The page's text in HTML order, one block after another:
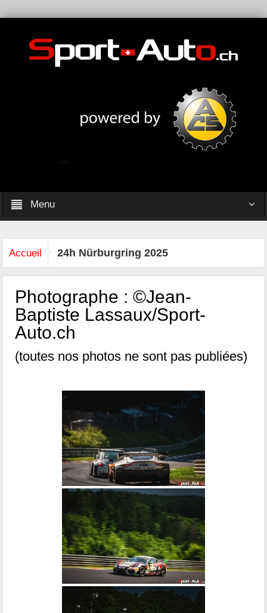
Menu
Accueil 24h Nürburgring 2025
Photographe : ©Jean-
Baptiste Lassaux/Sport-
Auto.ch
(toutes nos photos ne sont pas publiées)